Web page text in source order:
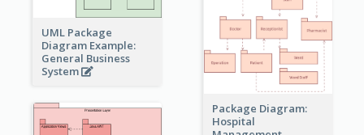
UML Package
Diagram Example:
General Business
System
Package Diagram:
Hospital